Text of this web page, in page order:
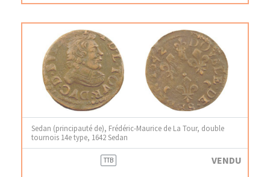
Sedan (principauté de), Frédéric-Maurice de La Tour, double
tournois 14e type, 1642 Sedan
TTB VENDU